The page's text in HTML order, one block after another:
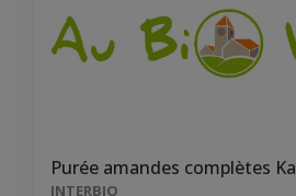
Purée amandes complètes
INTERBIO